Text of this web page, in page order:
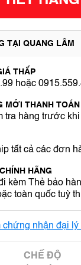
TẠI QUANG LÂM
THẤP
hoặc
MỚI THANH TOÁN
tra hàng trước
tất cả các đơn
HÃNG
kèm Thẻ bảo
toàn quốc tuỳ
chứng nhận đại lý
CHẾ ĐỘ